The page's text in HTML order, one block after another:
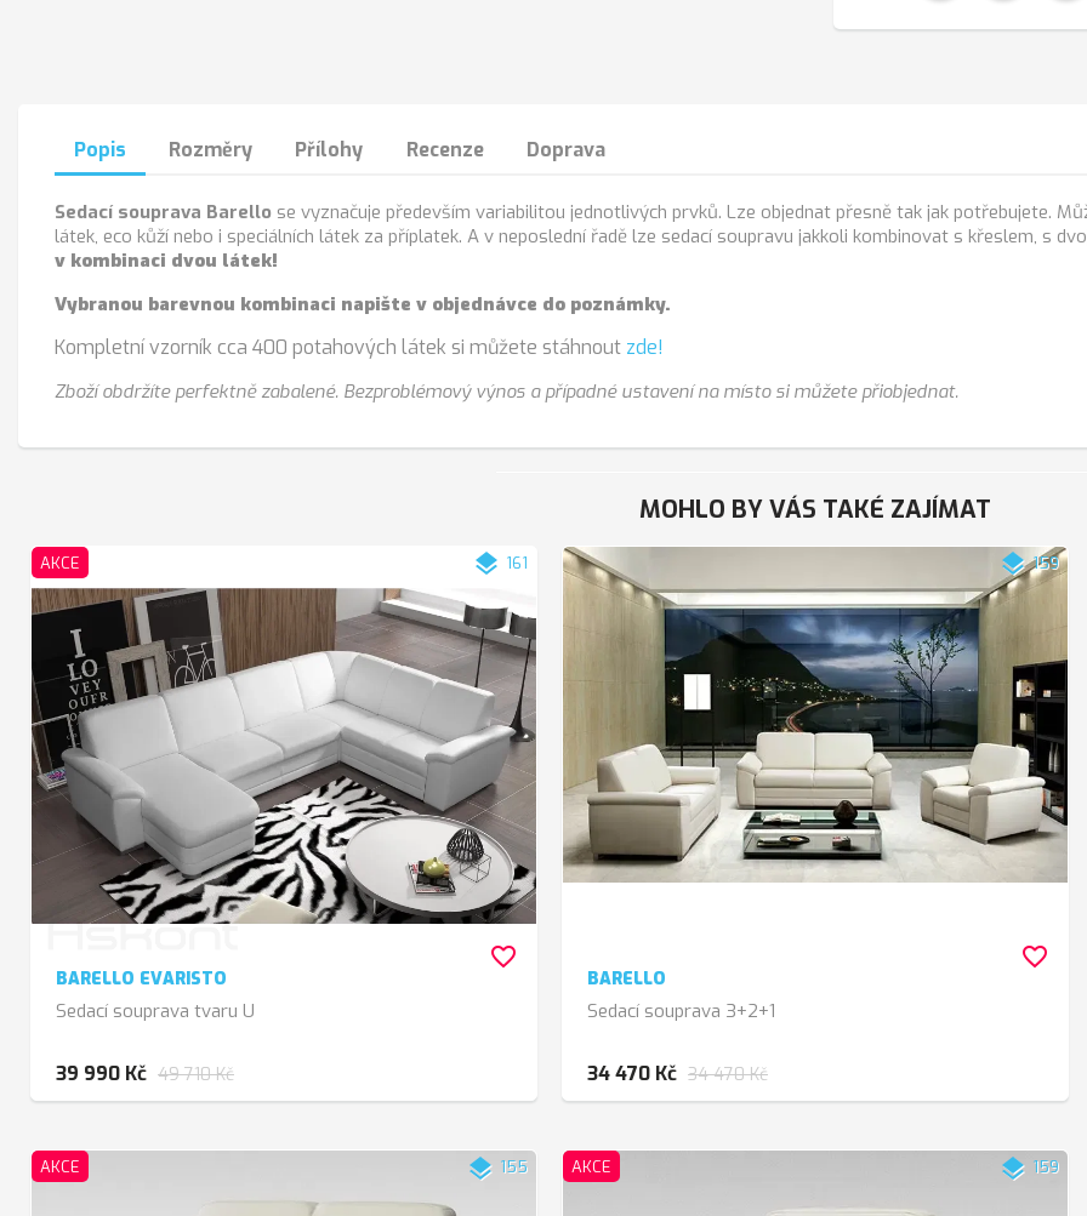
Popis Rozměry Přílohy Recenze Doprava
Sedací souprava Barello se vyznačuje především variabilitou jednotlivých prvků. Lze objednat přesně tak jak potřebujete.
látek, eco kůží nebo i speciálních látek za příplatek. A v neposlední řadě lze sedací soupravu jakkoli kombinovat s křeslem, s
v kombinaci dvou látek!
Vybranou barevnou kombinaci napište v objednávce do poznámky.
Kompletní vzorník cca 400 potahových látek si můžete stáhnout zde!
Zboží obdržíte perfektně zabalené. Bezproblémový výnos a případné ustavení na místo si můžete přiobjednat.
MOHLO BY VÁS TAKÉ ZAJÍMAT
AKCE layers 161
BARELLO EVARISTO
Sedací souprava tvaru U
39 990 Kč 49 710 Kč
favorite_border
layers159
BARELLO
Sedací souprava 3+2+1
34 470 Kč 34 470 Kč
favorite_border
AKCE layers 155 AKCE layers 159